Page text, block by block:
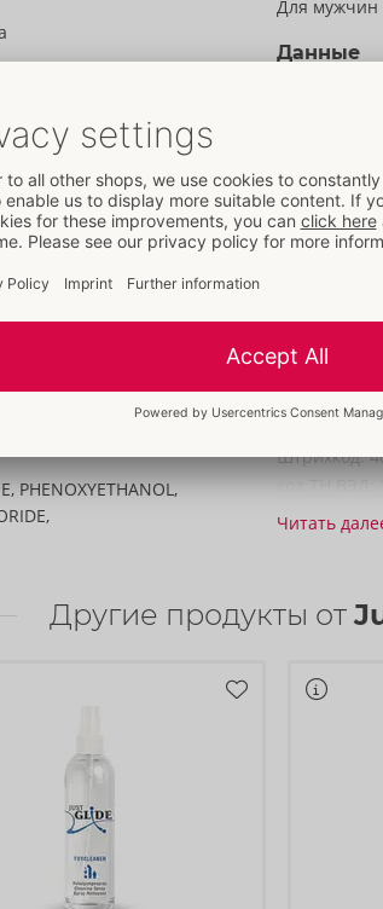
любовных игр
очень гладкую
После
Веганский, без
для
PHENOXYETHANOL,
Для мужчин
Данные
Упаковка
Ширина:
Содержимое:
Упак. ед. /
Штрихкод:
код ТН ВЭД:
Читать
Другие продукты от